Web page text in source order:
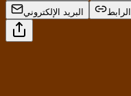
البريد الإلكتروني